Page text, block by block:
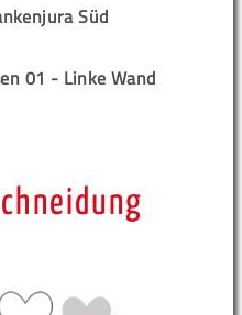
Süd
01 - Linke Wand